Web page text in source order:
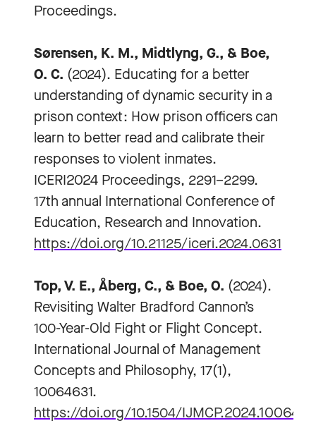
Proceedings.
Sørensen, K. M., Midtlyng, G., & Boe,
O. C. (2024). Educating for a better
understanding of dynamic security in a
prison context: How prison officers can
learn to better read and calibrate their
responses to violent inmates.
ICERI2024 Proceedings, 2291–2299.
17th annual International Conference of
Education, Research and Innovation.
https://doi.org/10.21125/iceri.2024.0631
Top, V. E., Åberg, C., & Boe, O. (2024).
Revisiting Walter Bradford Cannon’s
100-Year-Old Fight or Flight Concept.
International Journal of Management
Concepts and Philosophy, 17(1),
10064631.
https://doi.org/10.1504/